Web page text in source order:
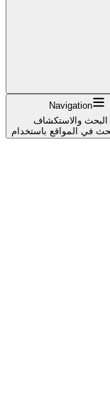
Navigation
البحث والاستكشاف